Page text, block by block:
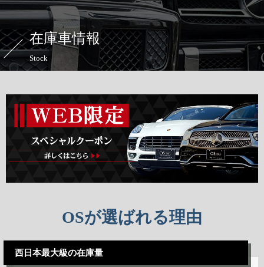
在庫車情報
Stock
OSが選ばれる理由
西日本最大級の在庫量